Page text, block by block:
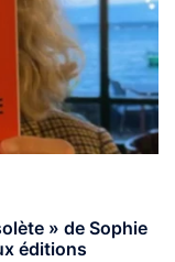
» de Sophie
éditions